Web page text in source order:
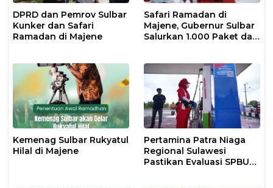
DPRD dan Pemrov Sulbar
Kunker dan Safari
Ramadan di Majene
Safari Ramadan di
Majene, Gubernur Sulbar
Salurkan 1.000 Paket dan
Kemenag Sulbar Rukyatul
Hilal di Majene
Pertamina Patra Niaga
Regional Sulawesi
Pastikan Evaluasi SPBU